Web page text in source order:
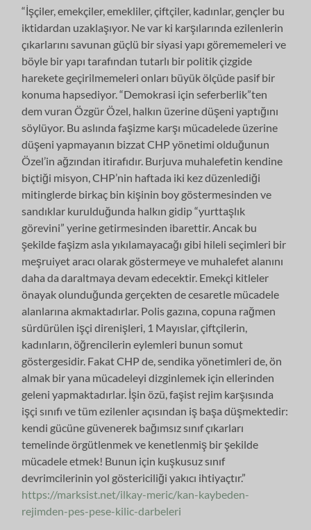
“İşçiler, emekçiler, emekliler, çiftçiler, kadınlar, gençler bu
iktidardan uzaklaşıyor. Ne var ki karşılarında ezilenlerin
çıkarlarını savunan güçlü bir siyasi yapı görememeleri ve
böyle bir yapı tarafından tutarlı bir politik çizgide
harekete geçirilmemeleri onları büyük ölçüde pasif bir
konuma hapsediyor. “Demokrasi için seferberlik”ten
dem vuran Özgür Özel, halkın üzerine düşeni yaptığını
söylüyor. Bu aslında faşizme karşı mücadelede üzerine
düşeni yapmayanın bizzat CHP yönetimi olduğunun
Özel’in ağzından itirafıdır. Burjuva muhalefetin kendine
biçtiği misyon, CHP’nin haftada iki kez düzenlediği
mitinglerde birkaç bin kişinin boy göstermesinden ve
sandıklar kurulduğunda halkın gidip “yurttaşlık
görevini” yerine getirmesinden ibarettir. Ancak bu
şekilde faşizm asla yıkılamayacağı gibi hileli seçimleri bir
meşruiyet aracı olarak göstermeye ve muhalefet alanını
daha da daraltmaya devam edecektir. Emekçi kitleler
önayak olunduğunda gerçekten de cesaretle mücadele
alanlarına akmaktadırlar. Polis gazına, copuna rağmen
sürdürülen işçi direnişleri, 1 Mayıslar, çiftçilerin,
kadınların, öğrencilerin eylemleri bunun somut
göstergesidir. Fakat CHP de, sendika yönetimleri de, ön
almak bir yana mücadeleyi dizginlemek için ellerinden
geleni yapmaktadırlar. İşin özü, faşist rejim karşısında
işçi sınıfı ve tüm ezilenler açısından iş başa düşmektedir:
kendi gücüne güvenerek bağımsız sınıf çıkarları
temelinde örgütlenmek ve kenetlenmiş bir şekilde
mücadele etmek! Bunun için kuşkusuz sınıf
devrimcilerinin yol göstericiliği yakıcı ihtiyaçtır.”
https://marksist.net/ilkay-meric/kan-kaybeden-
rejimden-pes-pese-kilic-darbeleri